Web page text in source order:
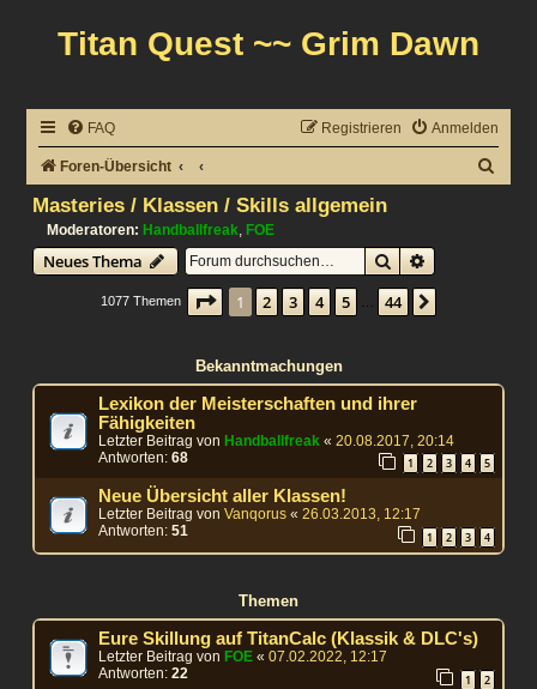
Titan Quest ~~ Grim Dawn
FAQ Anmelden
Registrieren
Foren-Übersicht
Masteries / Klassen / Skills allgemein
Moderatoren: Handballfreak ,FOE
Neues Thema SucheErweiterte
1077 Themen Seite 1von44
1 2 3 4 5 44
Bekanntmachungen
Lexikon der Meisterschaften und ihrer
Fähigkeiten
Letzter Beitrag vonHandballfreak «20.08.2017, 20:14
Antworten:68 1 2 3 4 5
Neue Übersicht aller Klassen!
Letzter Beitrag vonVanqorus «26.03.2013, 12:17
Antworten:51 1 2 3 4
Themen
Eure Skillung auf TitanCalc (Klassik & DLC's)
Letzter Beitrag von FOE «07.02.2022, 12:17
Antworten:22 1 2